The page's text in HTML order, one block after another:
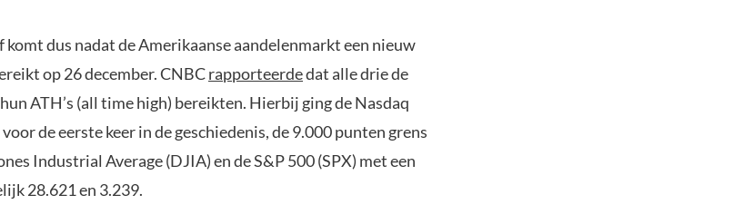
komt dus nadat de Amerikaanse aandelenmarkt een nieuw
op 26 december. CNBCrapporteerdedat alle drie de
ATH’s (all time high) bereikten. Hierbij ging de Nasdaq
de eerste keer in de geschiedenis, de 9.000 punten grens
Industrial Average (DJIA) en de S&P 500 (SPX) met een
28.621 en 3.239.